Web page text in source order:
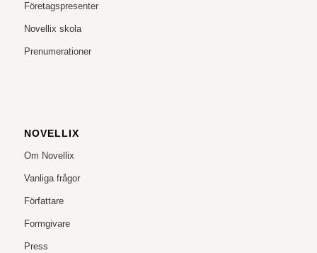
Företagspresenter
Novellix skola
Prenumerationer
NOVELLIX
Om Novellix
Vanliga frågor
Författare
Formgivare
Press